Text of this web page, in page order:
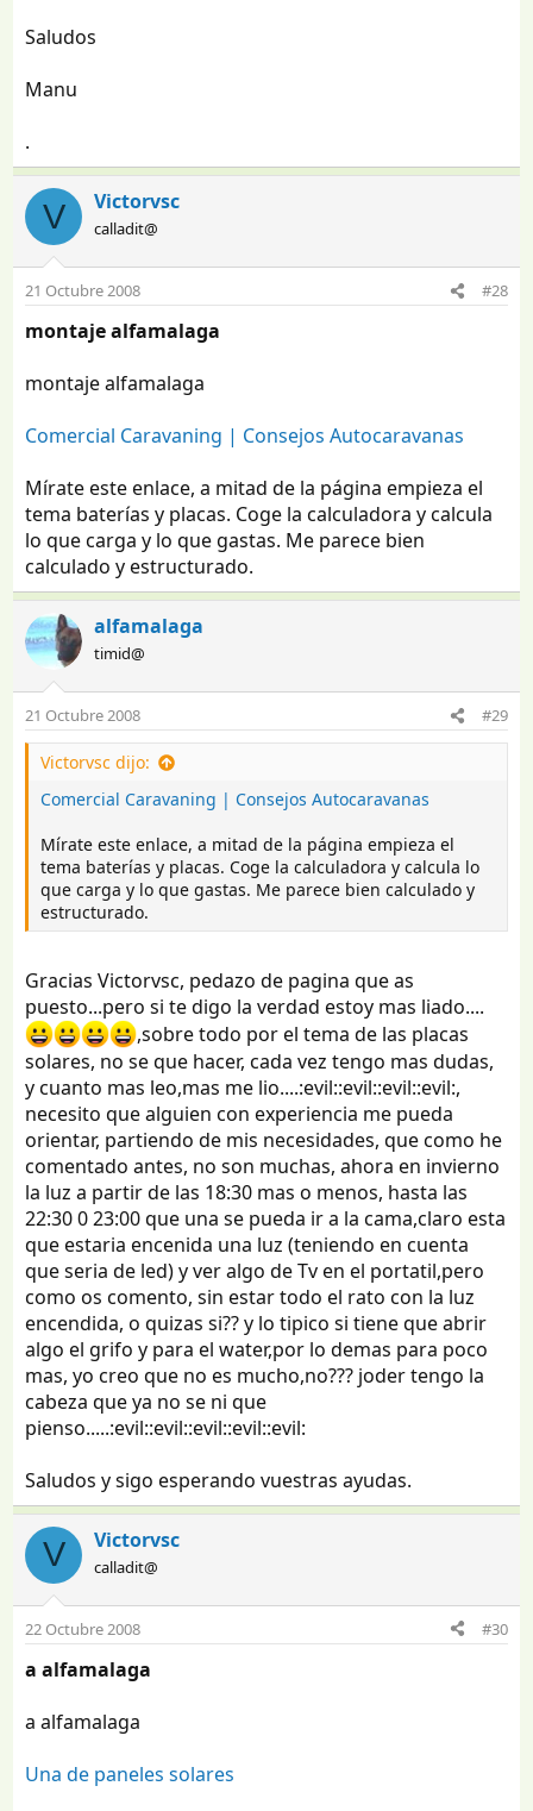
Saludos
Manu
.
V Victorvsc
calladit@
21 Octubre 2008 #28
montaje alfamalaga
montaje alfamalaga
Comercial Caravaning | Consejos Autocaravanas
Mírate este enlace, a mitad de la página empieza el
tema baterías y placas. Coge la calculadora y calcula
lo que carga y lo que gastas. Me parece bien
calculado y estructurado.
alfamalaga
timid@
21 Octubre 2008 #29
Victorvsc dijo:
Comercial Caravaning | Consejos Autocaravanas
Mírate este enlace, a mitad de la página empieza el
tema baterías y placas. Coge la calculadora y calcula lo
que carga y lo que gastas. Me parece bien calculado y
estructurado.
Gracias Victorvsc, pedazo de pagina que as
puesto...pero si te digo la verdad estoy mas liado....
,sobre todo por el tema de las placas
solares, no se que hacer, cada vez tengo mas dudas,
y cuanto mas leo,mas me lio....:evil::evil::evil::evil:,
necesito que alguien con experiencia me pueda
orientar, partiendo de mis necesidades, que como he
comentado antes, no son muchas, ahora en invierno
la luz a partir de las 18:30 mas o menos, hasta las
22:30 0 23:00 que una se pueda ir a la cama,claro esta
que estaria encenida una luz (teniendo en cuenta
que seria de led) y ver algo de Tv en el portatil,pero
como os comento, sin estar todo el rato con la luz
encendida, o quizas si?? y lo tipico si tiene que abrir
algo el grifo y para el water,por lo demas para poco
mas, yo creo que no es mucho,no??? joder tengo la
cabeza que ya no se ni que
pienso.....:evil::evil::evil::evil::evil:
Saludos y sigo esperando vuestras ayudas.
V Victorvsc
calladit@
22 Octubre 2008 #30
a alfamalaga
a alfamalaga
Una de paneles solares